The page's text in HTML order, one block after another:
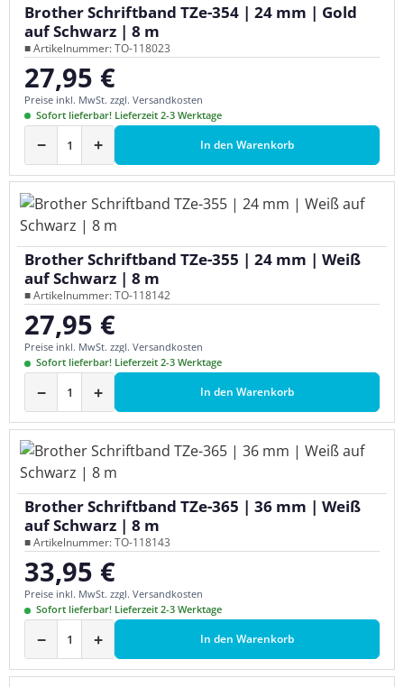
Brother Schriftband TZe-354 | 24 mm | Gold
auf Schwarz | 8 m
■ Artikelnummer: TO-118023
Regulärer Preis:
27,95 €
Preise inkl. MwSt. zzgl. Versandkosten
Sofort lieferbar! Lieferzeit 2-3 Werktage
− + In den Warenkorb
Brother Schriftband TZe-355 | 24 mm | Weiß
auf Schwarz | 8 m
■ Artikelnummer: TO-118142
Regulärer Preis:
27,95 €
Preise inkl. MwSt. zzgl. Versandkosten
Sofort lieferbar! Lieferzeit 2-3 Werktage
− + In den Warenkorb
Brother Schriftband TZe-365 | 36 mm | Weiß
auf Schwarz | 8 m
■ Artikelnummer: TO-118143
Regulärer Preis:
33,95 €
Preise inkl. MwSt. zzgl. Versandkosten
Sofort lieferbar! Lieferzeit 2-3 Werktage
− + In den Warenkorb